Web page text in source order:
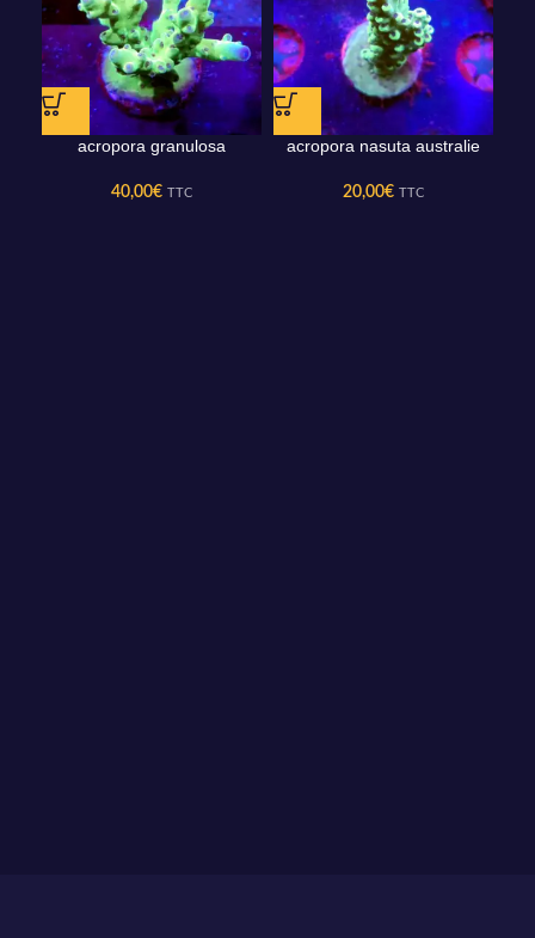
acropora granulosa
40,00€ TTC
acropora nasuta australie
20,00€ TTC